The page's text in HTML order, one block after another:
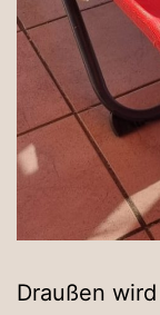
Draußen